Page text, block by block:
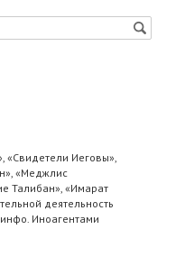
«Свидетели Иеговы»,
«Меджлис
Талибан», «Имарат
деятельность
Иноагентами